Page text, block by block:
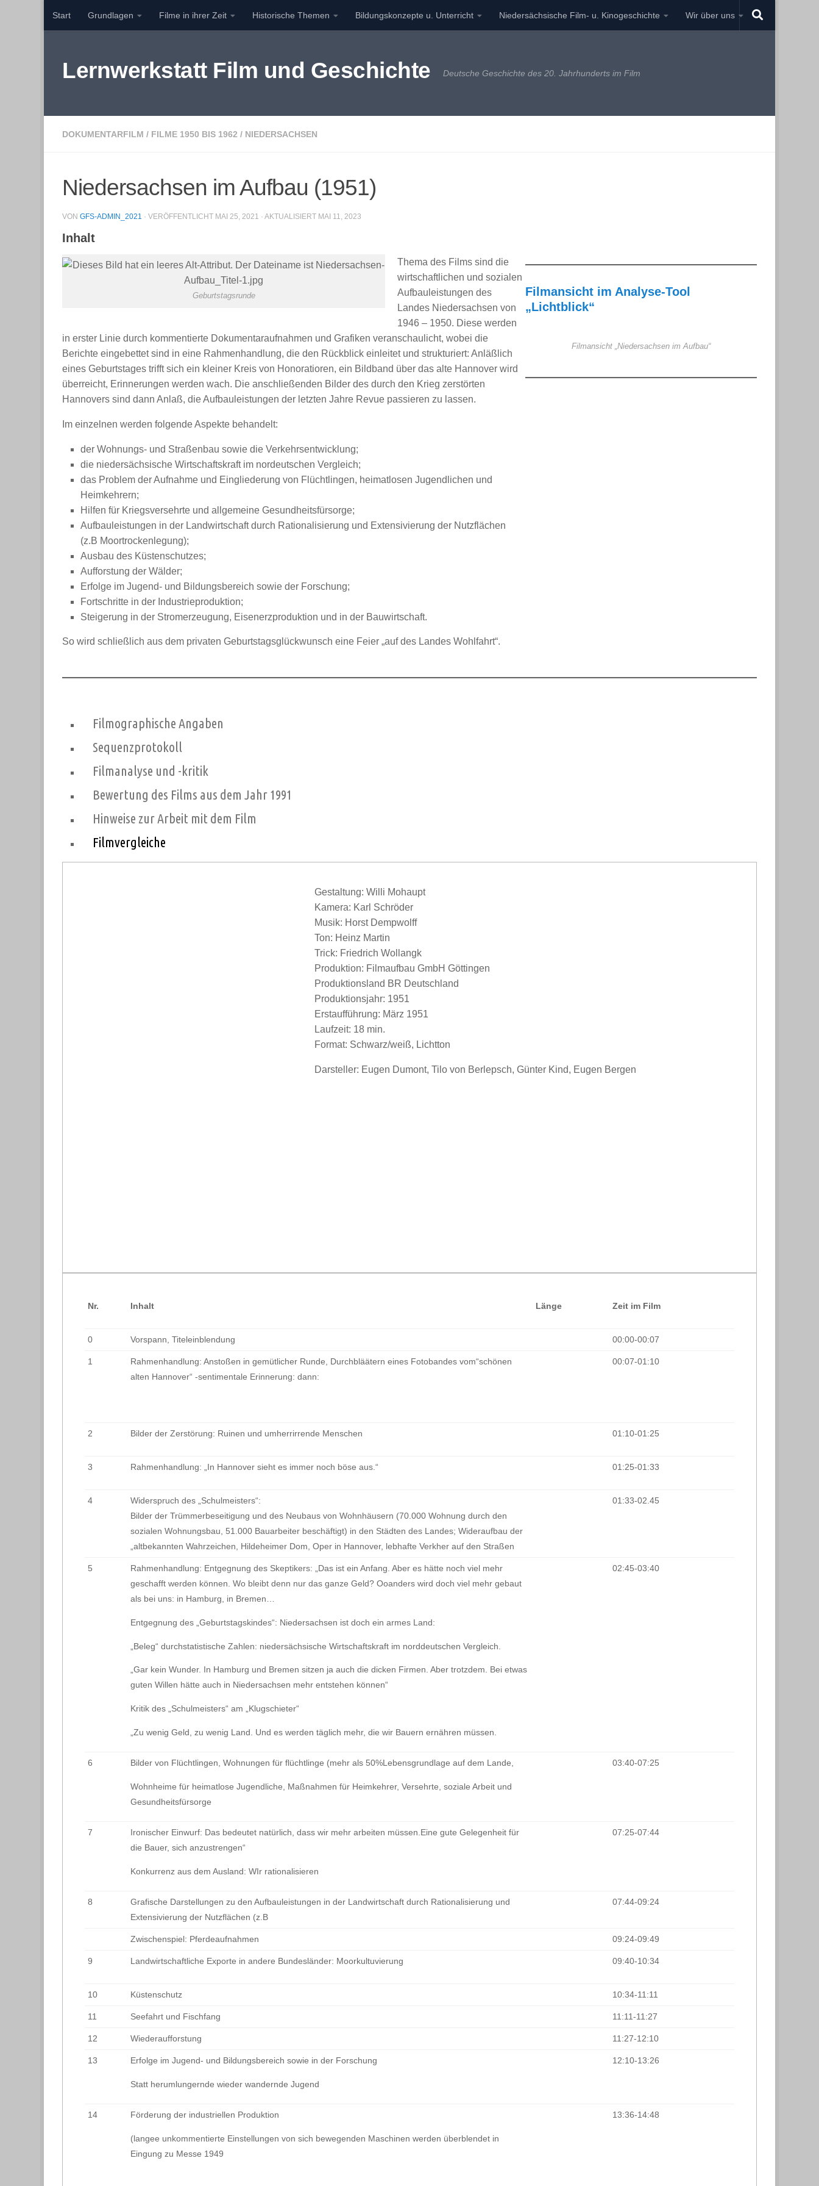
Zum Inhalt springen
Start Grundlagen Filme in ihrer Zeit Historische Themen Bildungskonzepte u. Unterricht Niedersächsische Film- u. Kinogeschichte Wir über uns
Lernwerkstatt Film und Geschichte Deutsche Geschichte des 20. Jahrhunderts im Film
DOKUMENTARFILM / FILME 1950 BIS 1962 / NIEDERSACHSEN
Niedersachsen im Aufbau (1951)
VON GFS-ADMIN_2021 · VERÖFFENTLICHT MAI 25, 2021 · AKTUALISIERT MAI 11, 2023
Inhalt
Geburtstagsrunde
Thema des Films sind die
wirtschaftlichen und sozialen
Aufbauleistungen des
Landes Niedersachsen von
1946 – 1950. Diese werden
in erster Linie durch kommentierte Dokumentaraufnahmen und Grafiken veranschaulicht, wobei die
Berichte eingebettet sind in eine Rahmenhandlung, die den Rückblick einleitet und strukturiert: Anläßlich
eines Geburtstages trifft sich ein kleiner Kreis von Honoratioren, ein Bildband über das alte Hannover wird
überreicht, Erinnerungen werden wach. Die anschließenden Bilder des durch den Krieg zerstörten
Hannovers sind dann Anlaß, die Aufbauleistungen der letzten Jahre Revue passieren zu lassen.
Im einzelnen werden folgende Aspekte behandelt:
der Wohnungs- und Straßenbau sowie die Verkehrsentwicklung;
die niedersächsische Wirtschaftskraft im nordeutschen Vergleich;
das Problem der Aufnahme und Eingliederung von Flüchtlingen, heimatlosen Jugendlichen und
Heimkehrern;
Hilfen für Kriegsversehrte und allgemeine Gesundheitsfürsorge;
Aufbauleistungen in der Landwirtschaft durch Rationalisierung und Extensivierung der Nutzflächen
(z.B Moortrockenlegung);
Ausbau des Küstenschutzes;
Aufforstung der Wälder;
Erfolge im Jugend- und Bildungsbereich sowie der Forschung;
Fortschritte in der Industrieproduktion;
Steigerung in der Stromerzeugung, Eisenerzproduktion und in der Bauwirtschaft.
So wird schließlich aus dem privaten Geburtstagsglückwunsch eine Feier „auf des Landes Wohlfahrt“.
Filmansicht im Analyse-Tool
„Lichtblick“
Filmansicht „Niedersachsen im Aufbau“
Filmographische Angaben
Sequenzprotokoll
Filmanalyse und -kritik
Bewertung des Films aus dem Jahr 1991
Hinweise zur Arbeit mit dem Film
Filmvergleiche
Gestaltung: Willi Mohaupt
Kamera: Karl Schröder
Musik: Horst Dempwolff
Ton: Heinz Martin
Trick: Friedrich Wollangk
Produktion: Filmaufbau GmbH Göttingen
Produktionsland BR Deutschland
Produktionsjahr: 1951
Erstaufführung: März 1951
Laufzeit: 18 min.
Format: Schwarz/weiß, Lichtton
Darsteller: Eugen Dumont, Tilo von Berlepsch, Günter Kind, Eugen Bergen
Nr. Inhalt Länge Zeit im Film
0 Vorspann, Titeleinblendung 00:00-00:07
1
Rahmenhandlung: Anstoßen in gemütlicher Runde, Durchbläätern eines Fotobandes vom“schönen
alten Hannover“ -sentimentale Erinnerung: dann:
00:07-01:10
2 Bilder der Zerstörung: Ruinen und umherrirrende Menschen 01:10-01:25
3 Rahmenhandlung: „In Hannover sieht es immer noch böse aus.“ 01:25-01:33
4
Widerspruch des „Schulmeisters“:
Bilder der Trümmerbeseitigung und des Neubaus von Wohnhäusern (70.000 Wohnung durch den
sozialen Wohnungsbau, 51.000 Bauarbeiter beschäftigt) in den Städten des Landes; Wideraufbau der
„altbekannten Wahrzeichen, Hildeheimer Dom, Oper in Hannover, lebhafte Verkher auf den Straßen
01:33-02.45
5
Rahmenhandlung: Entgegnung des Skeptikers: „Das ist ein Anfang. Aber es hätte noch viel mehr
geschafft werden können. Wo bleibt denn nur das ganze Geld? Ooanders wird doch viel mehr gebaut
als bei uns: in Hamburg, in Bremen…
Entgegnung des „Geburtstagskindes“: Niedersachsen ist doch ein armes Land:
„Beleg“ durchstatistische Zahlen: niedersächsische Wirtschaftskraft im norddeutschen Vergleich.
„Gar kein Wunder. In Hamburg und Bremen sitzen ja auch die dicken Firmen. Aber trotzdem. Bei etwas
guten Willen hätte auch in Niedersachsen mehr entstehen können“
Kritik des „Schulmeisters“ am „Klugschieter“
„Zu wenig Geld, zu wenig Land. Und es werden täglich mehr, die wir Bauern ernähren müssen.
02:45-03:40
6 Bilder von Flüchtlingen, Wohnungen für flüchtlinge (mehr als 50%Lebensgrundlage auf dem Lande,
Wohnheime für heimatlose Jugendliche, Maßnahmen für Heimkehrer, Versehrte, soziale Arbeit und
Gesundheitsfürsorge
03:40-07:25
7
Ironischer Einwurf: Das bedeutet natürlich, dass wir mehr arbeiten müssen.Eine gute Gelegenheit für
die Bauer, sich anzustrengen“
Konkurrenz aus dem Ausland: WIr rationalisieren
07:25-07:44
8
Grafische Darstellungen zu den Aufbauleistungen in der Landwirtschaft durch Rationalisierung und
Extensivierung der Nutzflächen (z.B
07:44-09:24
Zwischenspiel: Pferdeaufnahmen 09:24-09:49
9 Landwirtschaftliche Exporte in andere Bundesländer: Moorkultuvierung 09:40-10:34
10 Küstenschutz 10:34-11:11
11 Seefahrt und Fischfang 11:11-11:27
12 Wiederaufforstung 11:27-12:10
13 Erfolge im Jugend- und Bildungsbereich sowie in der Forschung
Statt herumlungernde wieder wandernde Jugend
12:10-13:26
14 Förderung der industriellen Produktion
(langee unkommentierte Einstellungen von sich bewegenden Maschinen werden überblendet in
Eingung zu Messe 1949
13:36-14:48